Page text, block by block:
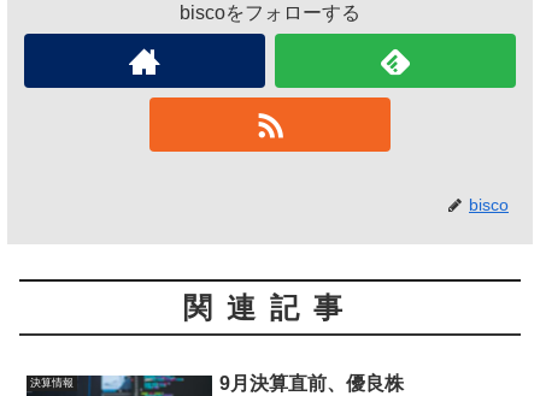
biscoをフォローする
bisco
関連記事
決算情報
9月決算直前、優良株